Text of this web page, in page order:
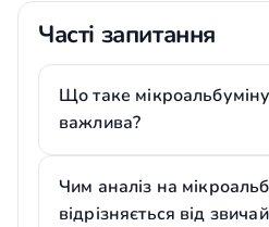
Часті запитання
Що таке
важлива?
Чим аналіз на
відрізняється від